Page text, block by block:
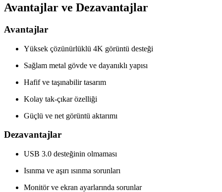
Avantajlar ve Dezavantajlar
Avantajlar
Yüksek çözünürlüklü 4K görüntü desteği
Sağlam metal gövde ve dayanıklı yapısı
Hafif ve taşınabilir tasarım
Kolay tak-çıkar özelliği
Güçlü ve net görüntü aktarımı
Dezavantajlar
USB 3.0 desteğinin olmaması
Isınma ve aşırı ısınma sorunları
Monitör ve ekran ayarlarında sorunlar